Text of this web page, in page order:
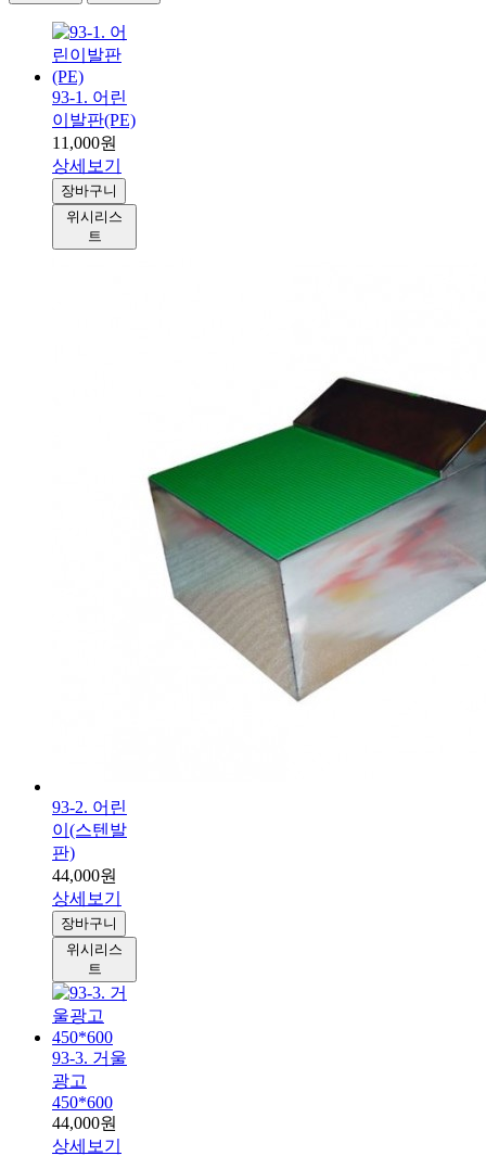
93-1. 어린
이발판(PE)
11,000원
상세보기
장바구니
위시리스
트
93-2. 어린
이(스텐발
판)
44,000원
상세보기
장바구니
위시리스
트
93-3. 거울
광고
450*600
44,000원
상세보기